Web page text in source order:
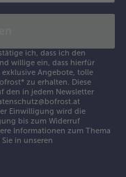
ich, dass ich den
willige ein, dass hierfür
Angebote, tolle
zu erhalten. Diese
den in jedem Newsletter
Einwilligung wird die
bis zum Widerruf
Informationen zum Thema
in unseren